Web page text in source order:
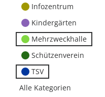
Infozentrum
Kindergärten
Mehrzweckhalle
Schützenverein
TSV
Alle Kategorien